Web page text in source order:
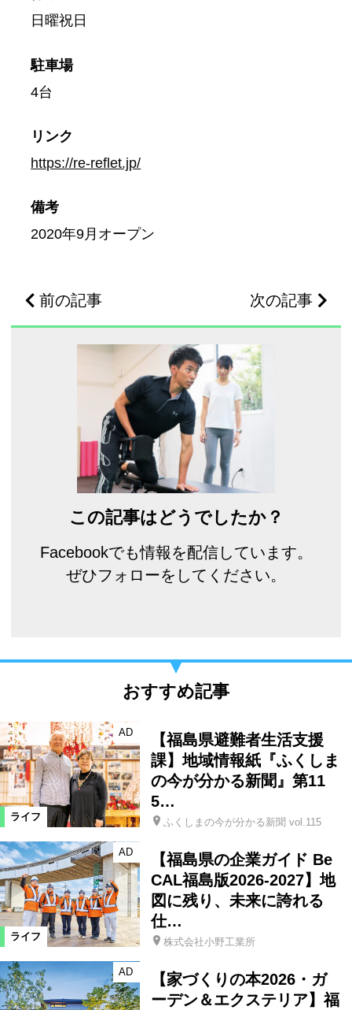
日曜祝日
駐車場
4台
リンク
https://re-reflet.jp/
備考
2020年9月オープン
前の記事 次の記事
この記事はどうでしたか？
Facebookでも情報を配信しています。
ぜひフォローをしてください。
おすすめ記事
ライフ
AD
【福島県避難者生活支援
課】地域情報紙『ふくしま
の今が分かる新聞』第11
5…
ふくしまの今が分かる新聞 vol.115
ライフ
AD
【福島県の企業ガイド Be
CAL福島版2026-2027】地
図に残り、未来に誇れる
仕…
株式会社小野工業所
AD
【家づくりの本2026・ガ
ーデン＆エクステリア】福